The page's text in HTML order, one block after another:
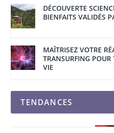
DÉCOUVERTE
BIENFAITS VALIDÉS
MAÎTRISEZ VOTRE
TRANSURFING POUR
VIE
TENDANCES